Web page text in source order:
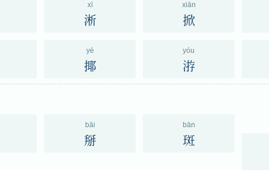
xī
淅
xiān
掀
yé
揶
yóu
㳺
bāi
掰
bān
斑